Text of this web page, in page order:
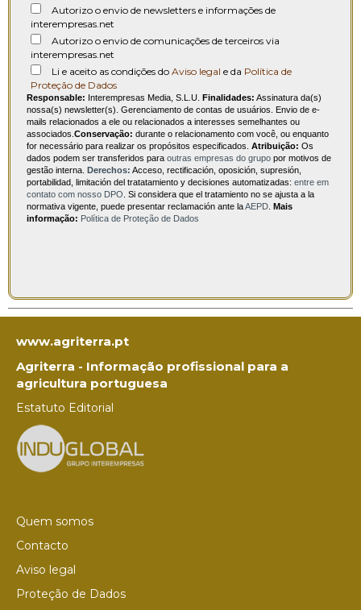
Autorizo o envio de newsletters e informações de
interempresas.net
Autorizo o envio de comunicações de terceiros via
interempresas.net
Li e aceito as condições do Aviso legal e da Política de
Proteção de Dados
Responsable: Interempresas Media, S.L.U. Finalidades: Assinatura da(s)
nossa(s) newsletter(s). Gerenciamento de contas de usuários. Envio de e-
mails relacionados a ele ou relacionados a interesses semelhantes ou
associados. Conservação: durante o relacionamento com você, ou enquanto
for necessário para realizar os propósitos especificados. Atribuição: Os
dados podem ser transferidos para outras empresas do grupo por motivos de
gestão interna. Derechos: Acceso, rectificación, oposición, supresión,
portabilidad, limitación del tratatamiento y decisiones automatizadas: entre em
contato com nosso DPO . Si considera que el tratamiento no se ajusta a la
normativa vigente, puede presentar reclamación ante laAEPD Mais
informação: Política de Proteção de Dados
www.agriterra.pt
Agriterra - Informação profissional para a
agricultura portuguesa
Estatuto Editorial
Quem somos
Contacto
Aviso legal
Proteção de Dados